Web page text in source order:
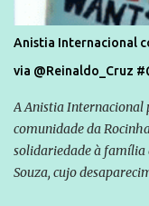
Anistia Internacional
via @Reinaldo_Cruz
A Anistia Internacional
comunidade da
solidariedade à família
Souza, cujo